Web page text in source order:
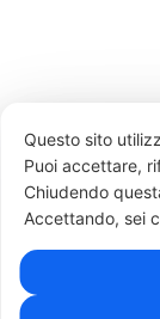
Questo sito
Puoi accettare,
Chiudendo
Accettando, sei